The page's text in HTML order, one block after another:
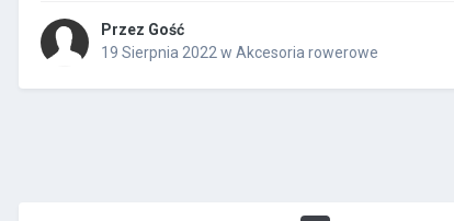
Przez Gość
19 Sierpnia 2022 w Akcesoria rowerowe